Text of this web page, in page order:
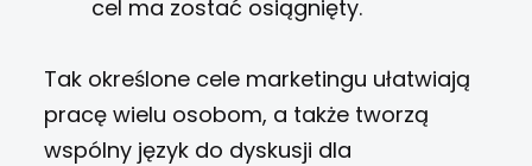
cel ma zostać osiągnięty.
Tak określone cele marketingu ułatwiają
pracę wielu osobom, a także tworzą
wspólny język do dyskusji dla